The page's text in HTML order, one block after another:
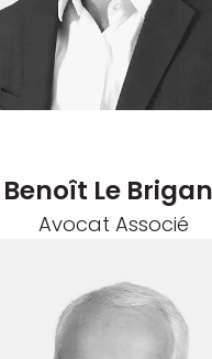
Benoît Le
Avocat Associé